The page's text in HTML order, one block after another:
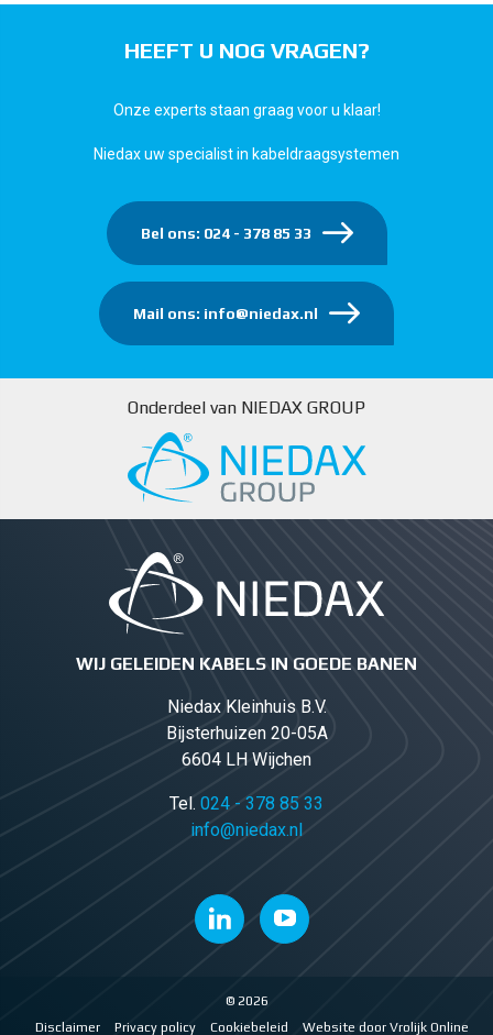
HEEFT U NOG VRAGEN?
Onze experts staan graag voor u klaar!
Niedax uw specialist in kabeldraagsystemen
Bel ons: 024 - 378 85 33
Mail ons: info@niedax.nl
Onderdeel van NIEDAX GROUP
WIJ GELEIDEN KABELS IN GOEDE BANEN
Niedax Kleinhuis B.V.
Bijsterhuizen 20-05A
6604 LH Wijchen
Tel. 024 - 378 85 33
info@niedax.nl
© 2026
Disclaimer
Privacy policy Cookiebeleid Website door Vrolijk Online